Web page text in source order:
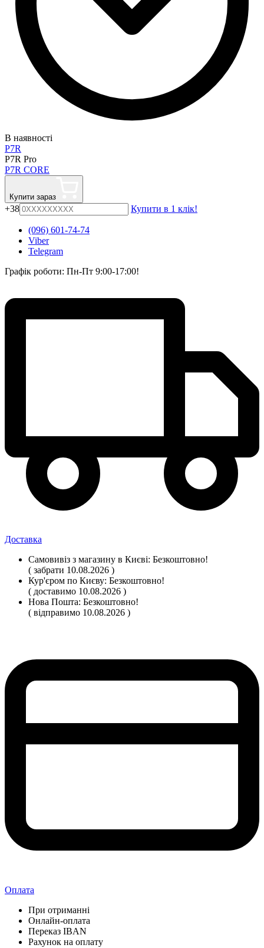
В наявності
P7R
P7R Pro
P7R CORE
Купити зараз
+38 Купити в 1 клік!
(096) 601-74-74
Viber
Telegram
Графік роботи: Пн-Пт 9:00-17:00!
Доставка
Самовивіз з магазину в Києві: Безкоштовно!
( забрати 10.08.2026 )
Кур'єром по Києву: Безкоштовно!
( доставимо 10.08.2026 )
Нова Пошта: Безкоштовно!
( відправимо 10.08.2026 )
Оплата
При отриманні
Онлайн-оплата
Переказ IBAN
Рахунок на оплату